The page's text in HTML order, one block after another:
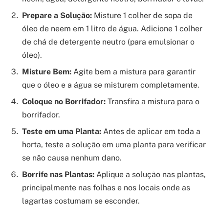
Prepare a Solução: Misture 1 colher de sopa de
óleo de neem em 1 litro de água. Adicione 1 colher
de chá de detergente neutro (para emulsionar o
óleo).
Misture Bem: Agite bem a mistura para garantir
que o óleo e a água se misturem completamente.
Coloque no Borrifador: Transfira a mistura para o
borrifador.
Teste em uma Planta: Antes de aplicar em toda a
horta, teste a solução em uma planta para verificar
se não causa nenhum dano.
Borrife nas Plantas: Aplique a solução nas plantas,
principalmente nas folhas e nos locais onde as
lagartas costumam se esconder.